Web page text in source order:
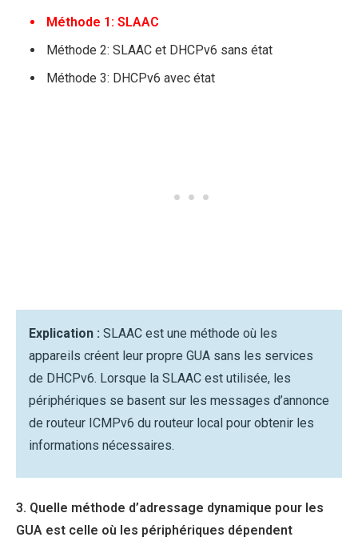
Méthode 1: SLAAC
Méthode 2: SLAAC et DHCPv6 sans état
Méthode 3: DHCPv6 avec état
Explication : SLAAC est une méthode où les
appareils créent leur propre GUA sans les services
de DHCPv6. Lorsque la SLAAC est utilisée, les
périphériques se basent sur les messages d’annonce
de routeur ICMPv6 du routeur local pour obtenir les
informations nécessaires.
3. Quelle méthode d’adressage dynamique pour les
GUA est celle où les périphériques dépendent